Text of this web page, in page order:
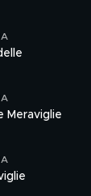
Meraviglie